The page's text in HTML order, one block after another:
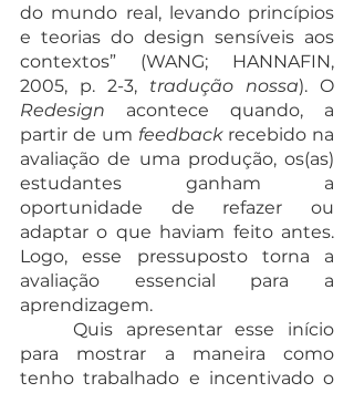
do mundo real, levando princípios
e teorias do design sensíveis aos
contextos” (WANG; HANNAFIN,
2005, p. 2-3, tradução nossa
Redesign acontece quando, a
partir de um feedback recebido na
avaliação de uma produção, os(as)
estudantes ganham a
oportunidade de refazer ou
adaptar o que haviam feito antes.
Logo, esse pressuposto torna a
avaliação essencial para a
aprendizagem.
para mostrar a maneira como
tenho trabalhado e incentivado o